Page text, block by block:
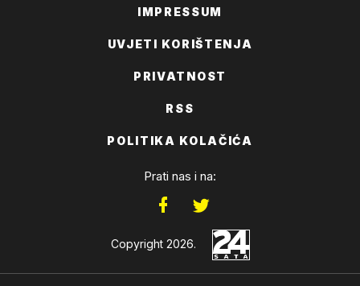
IMPRESSUM
UVJETI KORIŠTENJA
PRIVATNOST
RSS
POLITIKA KOLAČIĆA
Prati nas i na:
Copyright 2026.